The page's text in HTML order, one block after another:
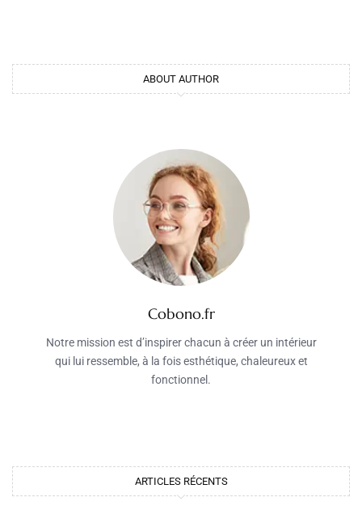
ABOUT AUTHOR
Cobono.fr
Notre mission est d’inspirer chacun à créer un intérieur
qui lui ressemble, à la fois esthétique, chaleureux et
fonctionnel.
ARTICLES RÉCENTS